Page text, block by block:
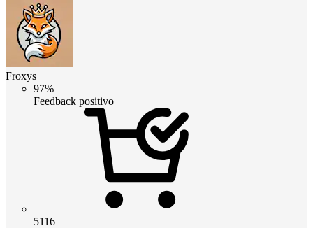
Froxys
97%
Feedback positivo
5116